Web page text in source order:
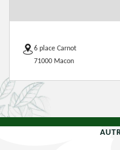
6 place Carnot
71000 Macon